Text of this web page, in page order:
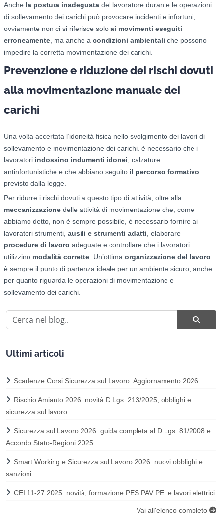
Anche la postura inadeguata del lavoratore durante le operazioni
di sollevamento dei carichi può provocare incidenti e infortuni,
ovviamente non ci si riferisce solo ai movimenti eseguiti
erroneamente , ma anche a condizioni ambientali che possono
impedire la corretta movimentazione dei carichi.
Prevenzione e riduzione dei rischi dovuti
alla movimentazione manuale dei
carichi
Una volta accertata l’idoneità fisica nello svolgimento dei lavori di
sollevamento e movimentazione dei carichi, è necessario che i
lavoratori indossino indumenti idonei , calzature
antinfortunistiche e che abbiano seguito il percorso formativo
previsto dalla legge.
Per ridurre i rischi dovuti a questo tipo di attività, oltre alla
meccanizzazione delle attività di movimentazione che, come
abbiamo detto, non è sempre possibile, è necessario fornire ai
lavoratori strumenti, ausili e strumenti adatti , elaborare
procedure di lavoro adeguate e controllare che i lavoratori
utilizzino modalità corrette . Un’ottima organizzazione del lavoro
è sempre il punto di partenza ideale per un ambiente sicuro, anche
per quanto riguarda le operazioni di movimentazione e
sollevamento dei carichi.
Ultimi articoli
Scadenze Corsi Sicurezza sul Lavoro: Aggiornamento 2026
Rischio Amianto 2026: novità D.Lgs. 213/2025, obblighi e
sicurezza sul lavoro
Sicurezza sul Lavoro 2026: guida completa al D.Lgs. 81/2008 e
Accordo Stato-Regioni 2025
Smart Working e Sicurezza sul Lavoro 2026: nuovi obblighi e
sanzioni
CEI 11-27:2025: novità, formazione PES PAV PEI e lavori elettrici
Vai all'elenco completo